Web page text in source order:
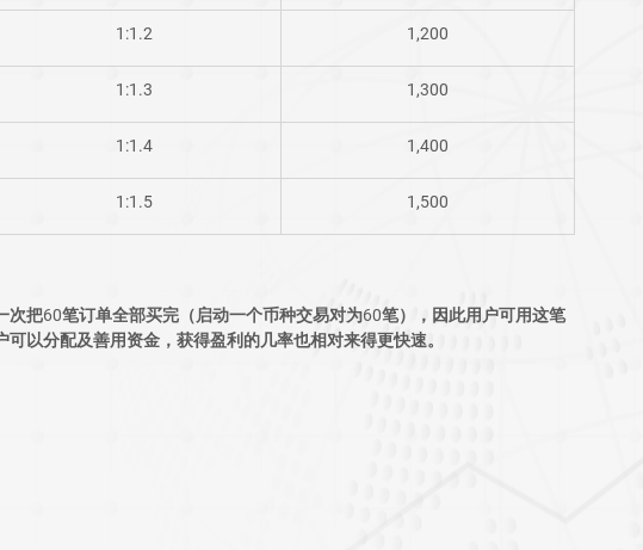
​1:1.2 ​1,200
​1:1.3 ​1,300
​1:1.4 ​1,400
​1:1.5 ​1,500
把60笔订单全部买完（启动一个币种交易对为60笔），因此用户可用这笔
以分配及善用资金，获得盈利的几率也相对来得更快速。